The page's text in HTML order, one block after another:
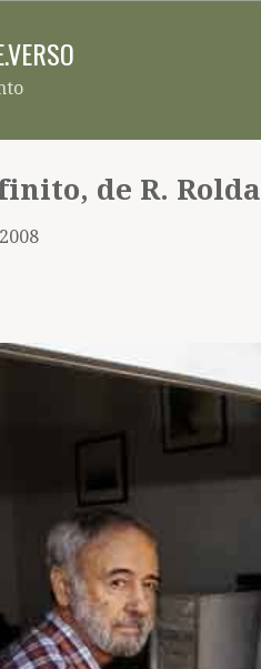
de R.